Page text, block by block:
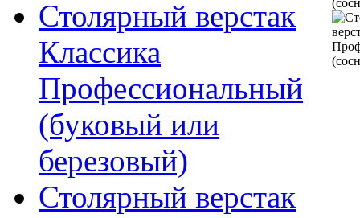
Столярный верстак
Классика
Профессиональный
(буковый или
березовый)
Столярный верстак